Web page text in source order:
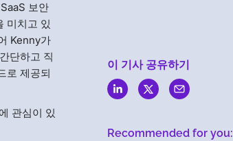
보안
미치고 있
Kenny가
단하고 직
로 제공되
관심이 있
이 기사 공유하기
Recommended for you: